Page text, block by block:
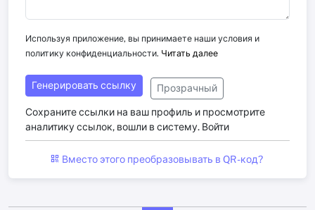
Используя приложение, вы принимаете наши условия и
политику конфиденциальности. Читать далее
Генерировать ссылку Прозрачный
Сохраните ссылки на ваш профиль и просмотрите
аналитику ссылок, вошли в систему. Войти
Вместо этого преобразовывать в QR -код?